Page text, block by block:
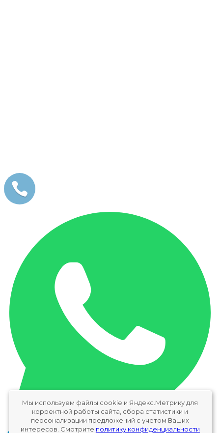
Мы используем файлы cookie и Яндекс.Метрику для
корректной работы сайта, сбора статистики и
персонализации предложений с учетом Ваших
интересов. Смотрите политику конфиденциальности